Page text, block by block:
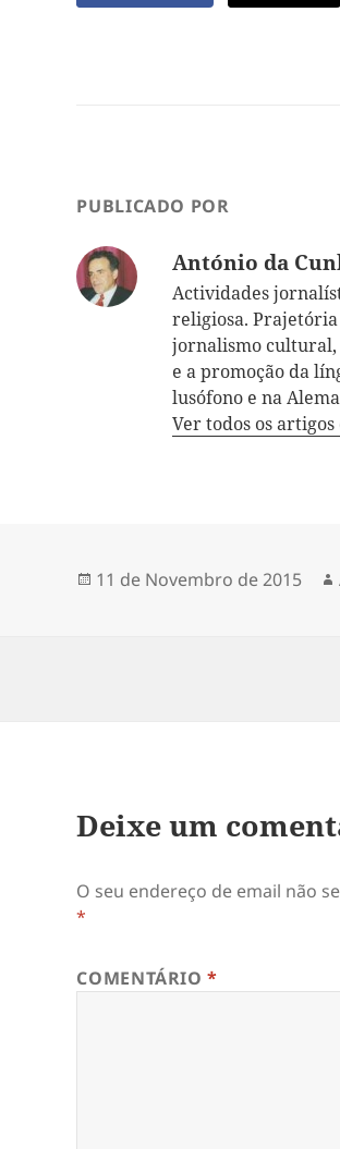
PUBLICADO POR
António da
Actividades
religiosa. Prajetória
jornalismo
e a promoção da
lusófono e na
Ver todos os
Publicado
11 de Novembro de 2015
Deixe um
O seu endereço de email não
*
COMENTÁRIO*